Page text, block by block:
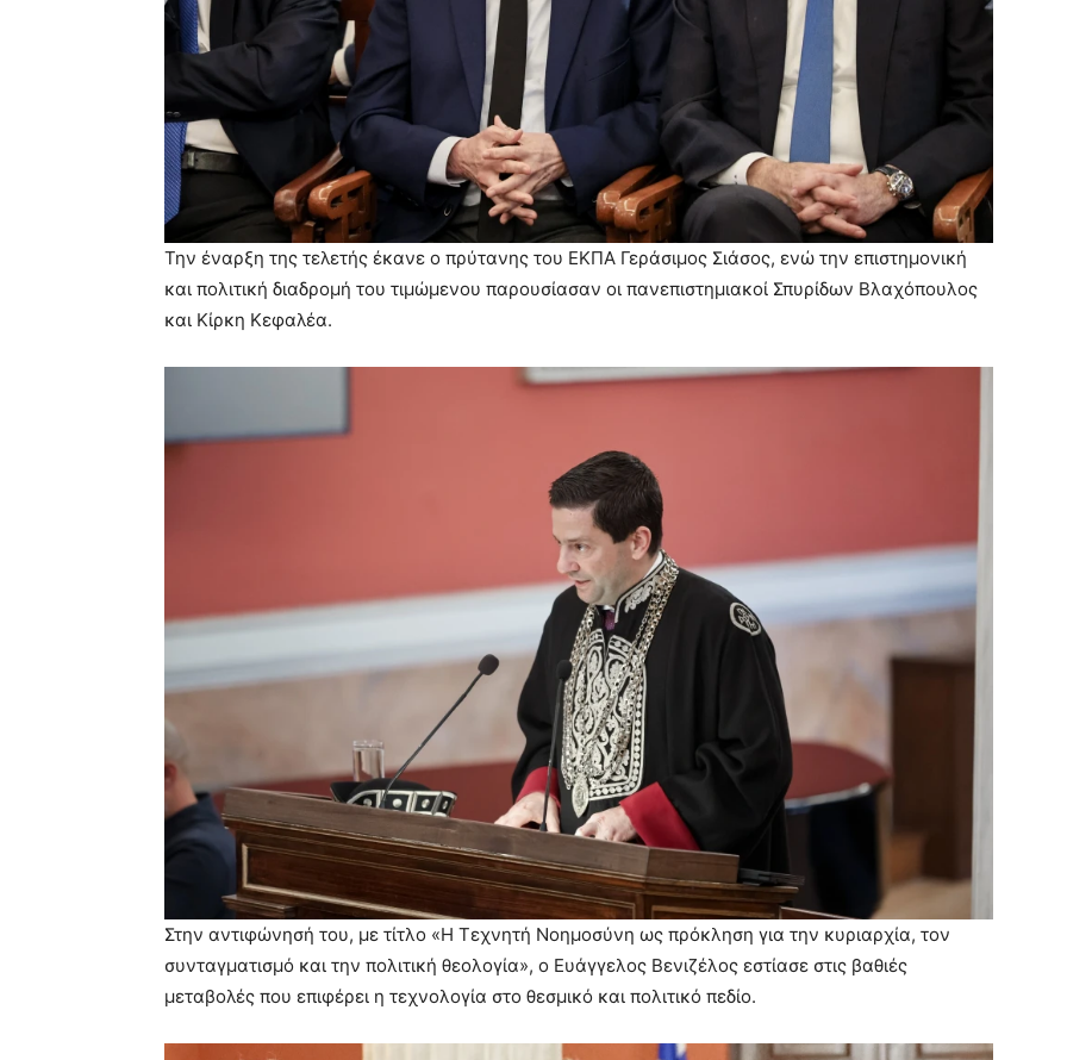
Την έναρξη της τελετής έκανε ο πρύτανης του ΕΚΠΑ Γεράσιμος Σιάσος, ενώ την επιστημονική
και πολιτική διαδρομή του τιμώμενου παρουσίασαν οι πανεπιστημιακοί Σπυρίδων Βλαχόπουλος
και Κίρκη Κεφαλέα.
Στην αντιφώνησή του, με τίτλο «Η Τεχνητή Νοημοσύνη ως πρόκληση για την κυριαρχία, τον
συνταγματισμό και την πολιτική θεολογία», ο Ευάγγελος Βενιζέλος εστίασε στις βαθιές
μεταβολές που επιφέρει η τεχνολογία στο θεσμικό και πολιτικό πεδίο.